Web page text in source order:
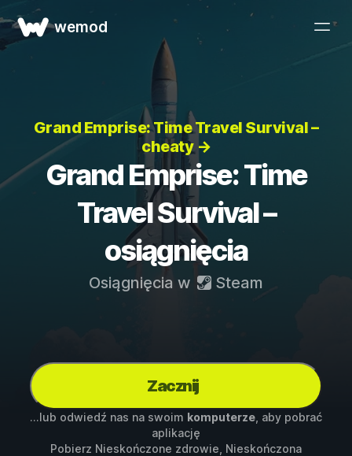
wemod
Grand Emprise: Time Travel Survival –
cheaty →
Grand Emprise: Time
Travel Survival –
osiągnięcia
Osiągnięcia w Steam
Zacznij
...lub odwiedź nas na swoim komputerze , aby pobrać
aplikację
Pobierz Nieskończone zdrowie, Nieskończona